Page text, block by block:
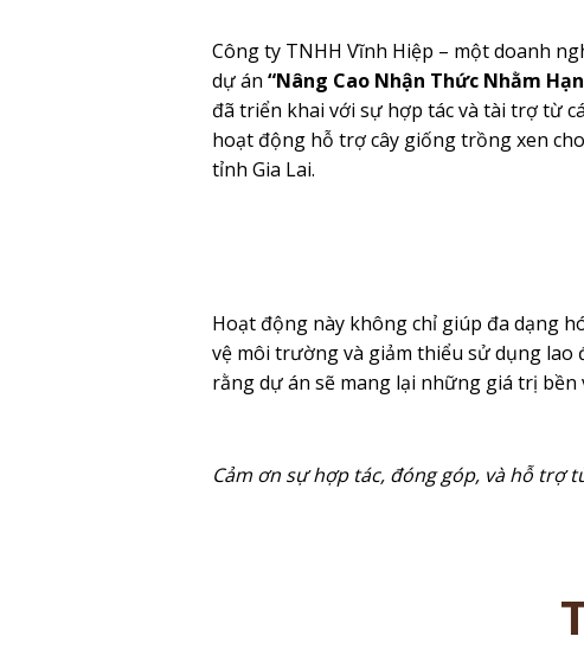
Công ty TNHH Vĩnh Hiệp – một doanh
dự án “Nâng Cao Nhận Thức Nhằm
đã triển khai với sự hợp tác và tài trợ từ
hoạt động hỗ trợ cây giống trồng xen
tỉnh Gia Lai.
Hoạt động này không chỉ giúp đa dạng
vệ môi trường và giảm thiểu sử dụng
rằng dự án sẽ mang lại những giá trị
Cảm ơn sự hợp tác, đóng góp, và hỗ trợ